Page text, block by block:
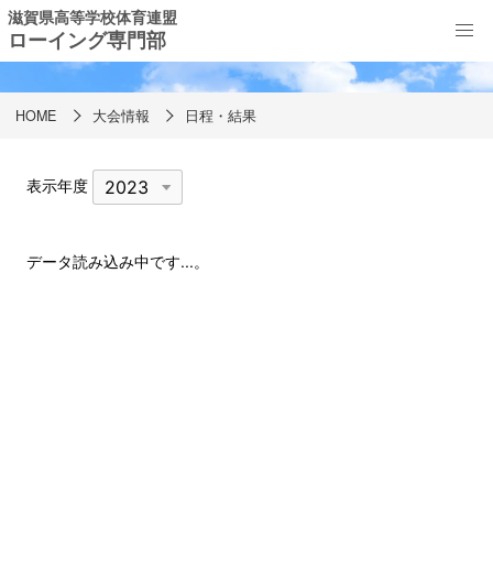
滋賀県高等学校体育連盟
ローイング専門部
日程・結果
HOME 大会情報 日程・結果
表示年度
データ読み込み中です...。